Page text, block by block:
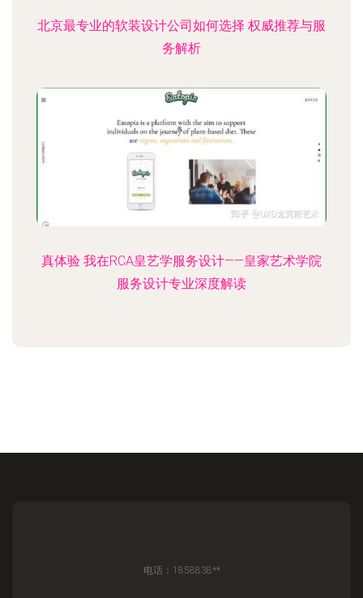
北京最专业的软装设计公司如何选择 权威推荐与服
务解析
真体验 我在RCA皇艺学服务设计——皇家艺术学院
服务设计专业深度解读
电话：1858838**